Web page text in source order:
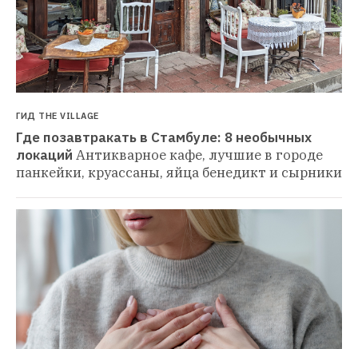
ГИД THE VILLAGE
Где позавтракать в Стамбуле: 8 необычных
локаций Антикварное кафе, лучшие в городе
панкейки, круассаны, яйца бенедикт и сырники